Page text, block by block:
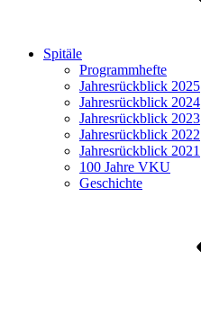
Spitäle
Programmhefte
Jahresrückblick 2025
Jahresrückblick 2024
Jahresrückblick 2023
Jahresrückblick 2022
Jahresrückblick 2021
100 Jahre VKU
Geschichte